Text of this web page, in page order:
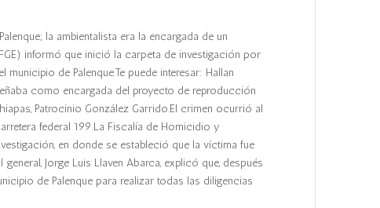
la ambientalista era la encargada de un
informó que inició la carpeta de investigación por
de Palenque.Te puede interesar: Hallan
como encargada del proyecto de reproducción
Patrocinio González Garrido.El crimen ocurrió al
federal 199.La Fiscalía de Homicidio y
en donde se estableció que la víctima fue
Jorge Luis Llaven Abarca, explicó que, después
de Palenque para realizar todas las diligencias